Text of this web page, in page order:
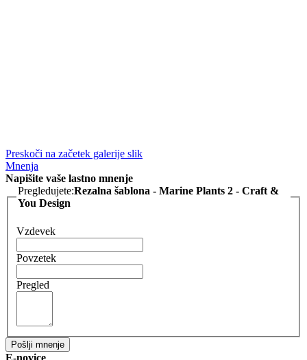
Preskoči na začetek galerije slik
Mnenja
Napišite vaše lastno mnenje
Pregledujete:Rezalna šablona - Marine Plants 2 - Craft &
You Design
Vzdevek
Povzetek
Pregled
Pošlji mnenje